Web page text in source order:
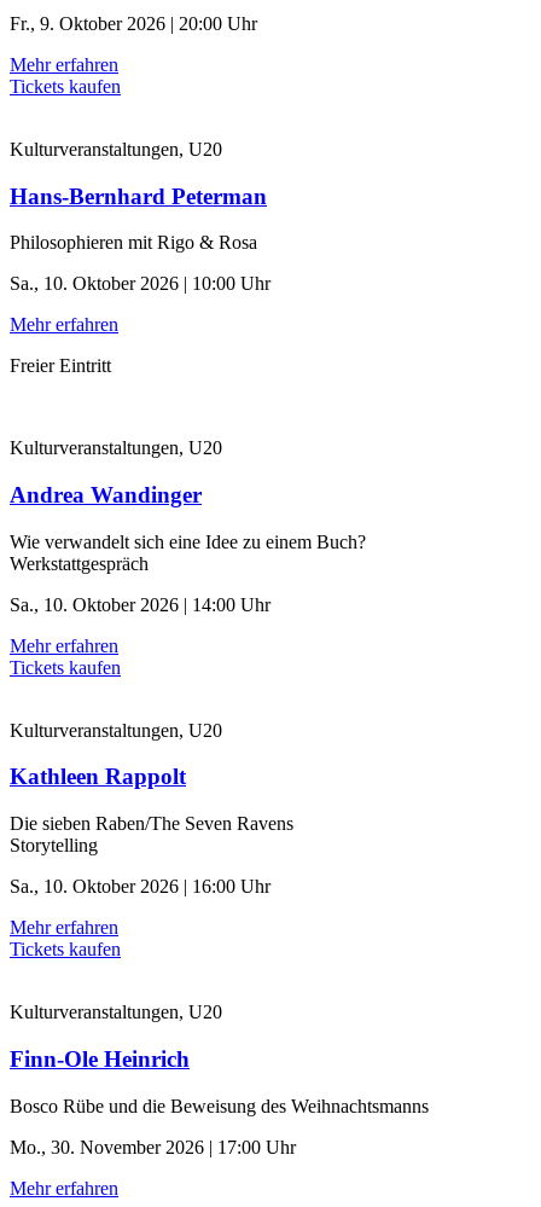
Fr., 9. Oktober 2026 | 20:00 Uhr
Mehr erfahren
Tickets kaufen
Kulturveranstaltungen, U20
Hans-Bernhard Peterman
Philosophieren mit Rigo & Rosa
Sa., 10. Oktober 2026 | 10:00 Uhr
Mehr erfahren
Freier Eintritt
Kulturveranstaltungen, U20
Andrea Wandinger
Wie verwandelt sich eine Idee zu einem Buch?
Werkstattgespräch
Sa., 10. Oktober 2026 | 14:00 Uhr
Mehr erfahren
Tickets kaufen
Kulturveranstaltungen, U20
Kathleen Rappolt
Die sieben Raben/The Seven Ravens
Storytelling
Sa., 10. Oktober 2026 | 16:00 Uhr
Mehr erfahren
Tickets kaufen
Kulturveranstaltungen, U20
Finn-Ole Heinrich
Bosco Rübe und die Beweisung des Weihnachtsmanns
Mo., 30. November 2026 | 17:00 Uhr
Mehr erfahren